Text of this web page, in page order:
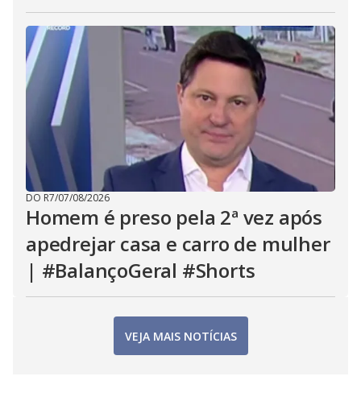
DO R7/07/08/2026
Homem é preso pela 2ª vez após
apedrejar casa e carro de mulher
| #BalançoGeral #Shorts
VEJA MAIS NOTÍCIAS